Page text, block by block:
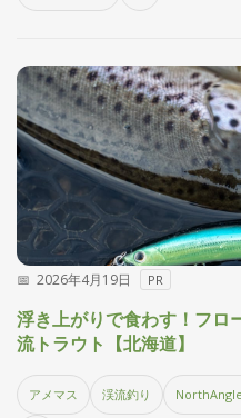
2026年4月19日 PR
浮き上がりで食わす！フロ
流トラウト【北海道】
アメマス 渓流釣り